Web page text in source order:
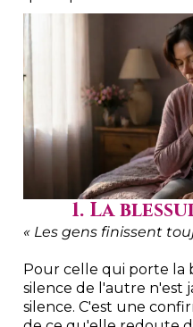
1. La
« Les gens finissent
Pour celle qui porte la
silence de l'autre n'est
silence. C'est une